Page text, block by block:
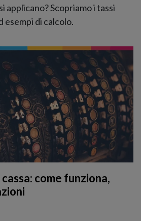
applicano? Scopriamo i tassi
esempi di calcolo.
come funziona,